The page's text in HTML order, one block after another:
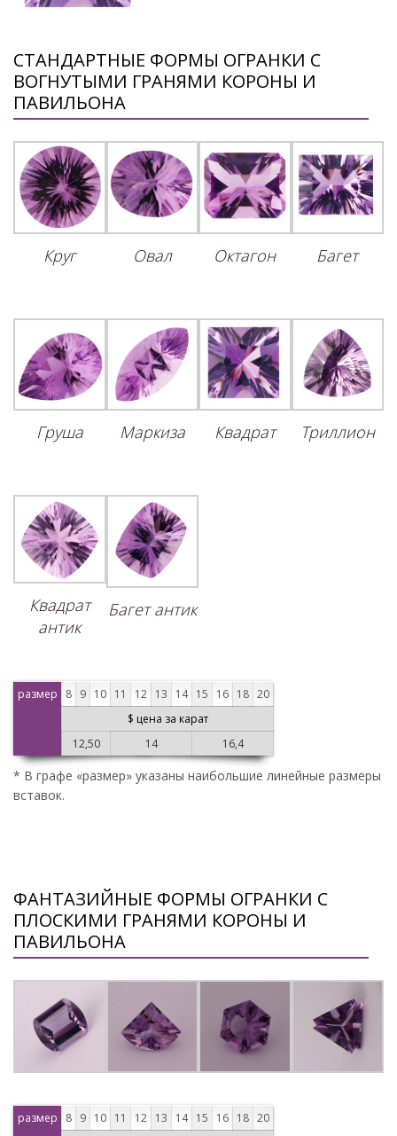
СТАНДАРТНЫЕ ФОРМЫ ОГРАНКИ С
ВОГНУТЫМИ ГРАНЯМИ КОРОНЫ И
ПАВИЛЬОНА
Круг Овал Октагон Багет
Груша Маркиза Квадрат Триллион
Квадрат
антик
Багет антик
размер 8 9 10 11 12 13 14 15 16 18 20
$ цена за карат
12,50
14 16,4
* В графе «размер» указаны наибольшие линейные размеры
вставок.
ФАНТАЗИЙНЫЕ ФОРМЫ ОГРАНКИ С
ПЛОСКИМИ ГРАНЯМИ КОРОНЫ И
ПАВИЛЬОНА
размер 8 9 10 11 12 13 14 15 16 18 20